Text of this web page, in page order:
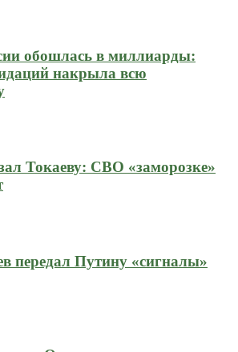
обошлась в миллиарды:
накрыла всю
Токаеву: СВО «заморозке»
передал Путину «сигналы»